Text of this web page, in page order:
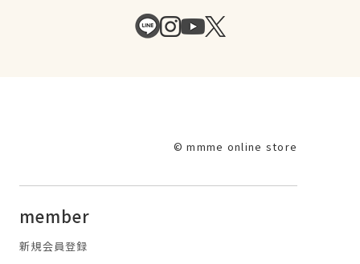
© mmme online store
member
新規会員登録